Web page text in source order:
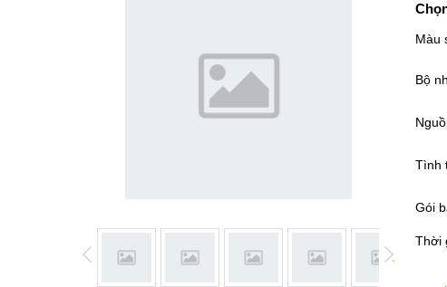
Màu
Bộ
Tình
Gói
Thời